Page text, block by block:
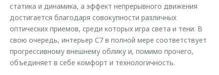
статика и динамика, а эффект непрерывного движения
достигается благодаря совокупности различных
оптических приемов, среди которых игра света и тени. В
свою очередь, интерьер С7 в полной мере соответствует
прогрессивному внешнему облику и, помимо прочего,
объединяет в себе комфорт и технологичность.